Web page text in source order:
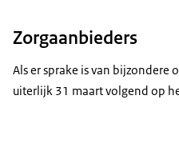
Zorgaanbieders
Als er sprake is van
uiterlijk 31 maart volgend op